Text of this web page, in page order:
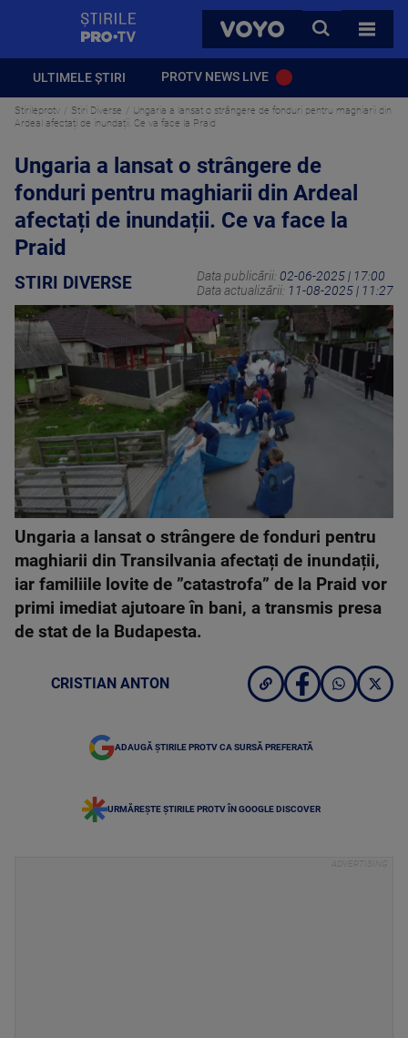
VOYO
CAUTA
TOATE
ULTIMELE ȘTIRI PROTV NEWS LIVE
Stirileprotv Stiri Diverse
Ungaria a lansat o strângere de fonduri pentru maghiarii din
Ardeal afectați de inundații. Ce va face la Praid
Ungaria a lansat o strângere de
fonduri pentru maghiarii din Ardeal
afectați de inundații. Ce va face la
Praid
STIRI DIVERSE Data publicării: 02-06-2025 | 17:00
Data actualizării: 11-08-2025 | 11:27
Ungaria a lansat o strângere de fonduri pentru
maghiarii din Transilvania afectați de inundații,
iar familiile lovite de ”catastrofa” de la Praid vor
primi imediat ajutoare în bani, a transmis presa
de stat de la Budapesta.
CRISTIAN ANTON
ADAUGĂ ȘTIRILE PROTV CA SURSĂ PREFERATĂ
URMĂREȘTE ȘTIRILE PROTV ÎN GOOGLE DISCOVER